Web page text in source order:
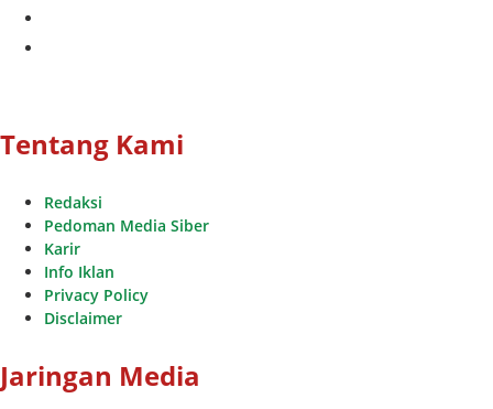
Tentang Kami
Redaksi
Pedoman Media Siber
Karir
Info Iklan
Privacy Policy
Disclaimer
Jaringan Media